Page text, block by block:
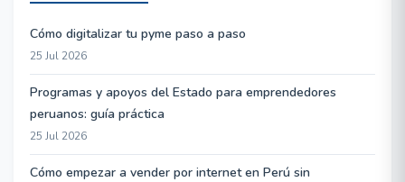
Cómo digitalizar tu pyme paso a paso
25 Jul 2026
Programas y apoyos del Estado para emprendedores
peruanos: guía práctica
25 Jul 2026
Cómo empezar a vender por internet en Perú sin